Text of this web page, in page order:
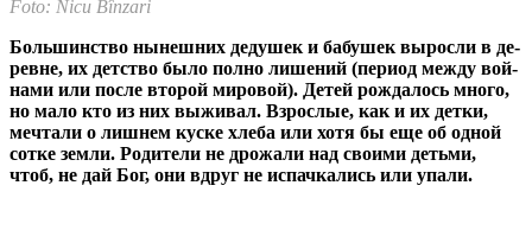
Foto: Nicu Bînzari
Большинство нынешних дедушек и бабушек выросли в де­
ревне, их детство было полно лишений (период между вой­
нами или после второй мировой). Детей рождалось мно­го,
но мало кто из них выживал. Взрослые, как и их детки,
мечтали о лишнем куске хлеба или хотя бы еще об од­ной
сотке земли. Родители не дрожали над своими детьми,
чтоб, не дай Бог, они вдруг не испачкались или упали.